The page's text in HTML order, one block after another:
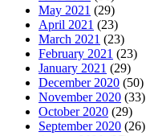
May 2021 (29)
April 2021 (23)
March 2021 (23)
February 2021 (23)
January 2021 (29)
December 2020 (50)
November 2020 (33)
October 2020 (29)
September 2020 (26)